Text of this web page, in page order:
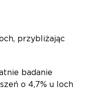
przybliżając
badanie
o 4,7% u loch